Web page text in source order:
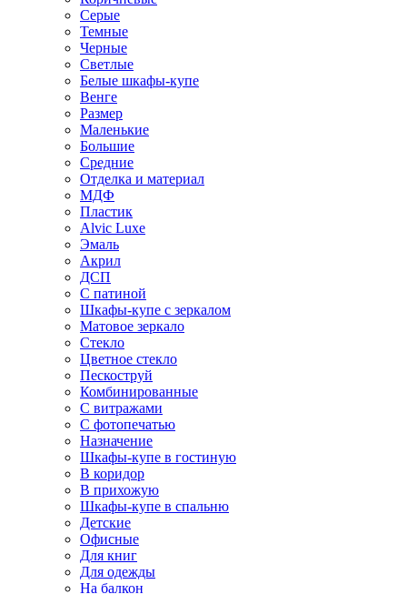
Серые
Темные
Черные
Светлые
Белые шкафы-купе
Венге
Размер
Маленькие
Большие
Средние
Отделка и материал
МДФ
Пластик
Alvic Luxe
Эмаль
Акрил
ДСП
С патиной
Шкафы-купе с зеркалом
Матовое зеркало
Стекло
Цветное стекло
Пескоструй
Комбинированные
С витражами
С фотопечатью
Назначение
Шкафы-купе в гостиную
В коридор
В прихожую
Шкафы-купе в спальню
Детские
Офисные
Для книг
Для одежды
На балкон